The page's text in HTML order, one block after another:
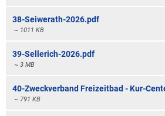
38-Seiwerath-2026.pdf
~ 1011 KB
39-Sellerich-2026.pdf
~ 3 MB
40-Zweckverband Freizeitbad - Kur-
~ 791 KB